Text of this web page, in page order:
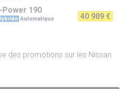
Power 190
Automatique 40 989 €
des promotions sur les Nissan